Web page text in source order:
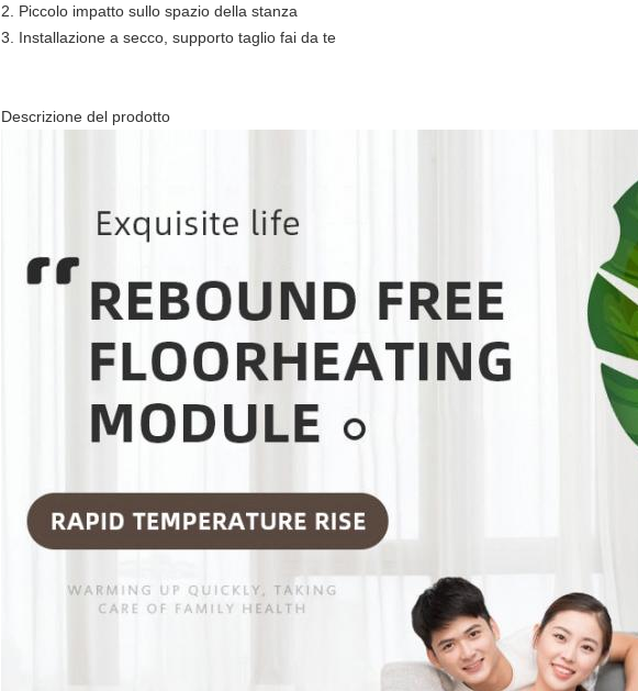
2. Piccolo impatto sullo spazio della stanza
3. Installazione a secco, supporto taglio fai da te
Descrizione del prodotto